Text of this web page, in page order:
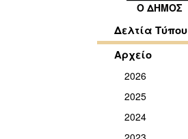
Ο ΔΗΜΟΣ
Δελτία Τύπου
Αρχείο
2026
2025
2024